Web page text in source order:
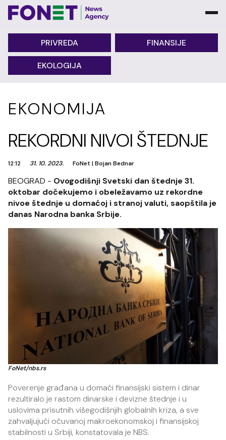
PRIVREDA FINANSIJE
EKOLOGIJA
EKONOMIJA
REKORDNI NIVOI ŠTEDNJE
12:12 31. 10. 2023. FoNet |Bojan Bednar
BEOGRAD - Ovogodišnji Svetski dan štednje 31.
oktobar dočekujemo i obeležavamo uz rekordne
nivoe štednje u domaćoj i stranoj valuti, saopštila je
danas Narodna banka Srbije.
FoNet/nbs.rs
Poverenje građana u domaći finansijski sistem i dinar
rezultiralo je rastom dinarske i devizne štednje i u
uslovima prisutnih višegodišnjih globalnih kriza, a sve
zahvaljujući očuvanoj makroekonomskoj i finansijskoj
stabilnosti u Srbiji, konstatovala je NBS.